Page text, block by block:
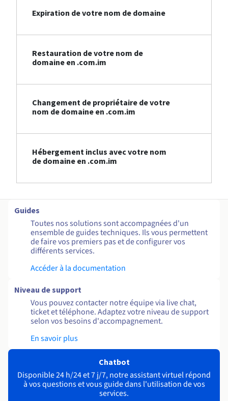
Expiration de votre nom de domaine
Restauration de votre nom de
domaine en .com.im
Changement de propriétaire de votre
nom de domaine en .com.im
Hébergement inclus avec votre nom
de domaine en .com.im
Guides
Toutes nos solutions sont accompagnées d'un
ensemble de guides techniques. Ils vous permettent
de faire vos premiers pas et de configurer vos
différents services.
Accéder à la documentation
Niveau de support
Vous pouvez contacter notre équipe via live chat,
ticket et téléphone. Adaptez votre niveau de support
selon vos besoins d'accompagnement.
En savoir plus
Chatbot
Disponible 24 h/24 et 7 j/7, notre assistant virtuel répond
à vos questions et vous guide dans l'utilisation de vos
services.